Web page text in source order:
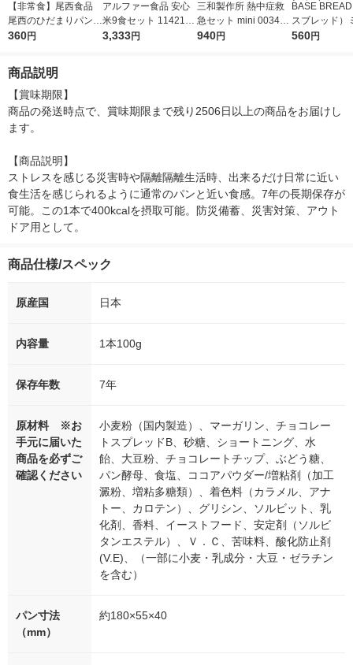
【非常食】尾西食品
尾西のひだまりパン
メープル 45-HP-M 5
360円
アルファー食品 安心
米9食セット 1142178
0 1箱(9食入)
3,333円
三和製作所 熱中症救
急セット mini 003479
89 1セット
940円
BASE
スブレッド）
セット（1袋
560円
商品説明
【賞味期限】
商品の発送時点で、賞味期限まで残り2506日以上の商品をお届けし
ます。
【商品説明】
ストレスを感じる災害時や隔離隔離生活時、出来るだけ日常に近い
食生活を感じられるように通常のパンと近い食感。7年の長期保存が
可能。この1本で400kcalを摂取可能。防災備蓄、災害対策、アウト
ドア用として。
商品仕様/スペック
原産国 日本
内容量 1本100g
保存年数 7年
原材料 ※お
手元に届いた
商品を必ずご
確認ください
小麦粉（国内製造）、マーガリン、チョコレー
トスプレッドB、砂糖、ショートニング、水
飴、大豆粉、チョコレートチップ、ぶどう糖、
パン酵母、食塩、ココアパウダー/増粘剤（加工
澱粉、増粘多糖類）、着色料（カラメル、アナ
トー、カロテン）、グリシン、ソルビット、乳
化剤、香料、イーストフード、安定剤（ソルビ
タンエステル）、Ｖ．Ｃ、苦味料、酸化防止剤
(V.E)、（一部に小麦・乳成分・大豆・ゼラチン
を含む）
パン寸法
（mm）
約180×55×40